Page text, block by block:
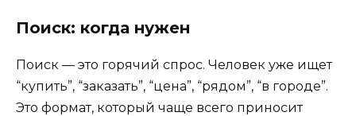
Поиск: когда нужен
Поиск — это горячий спрос. Человек уже ищет
“купить”, “заказать”, “цена”, “рядом”, “в городе”.
Это формат, который чаще всего приносит